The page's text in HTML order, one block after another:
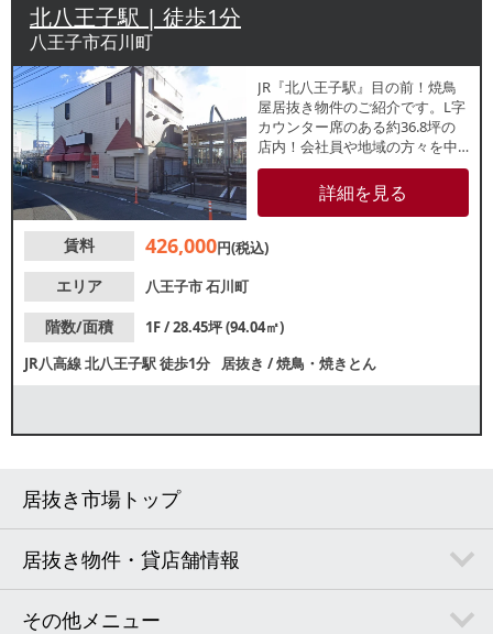
北八王子駅 | 徒歩1分
八王子市石川町
JR『北八王子駅』目の前！焼鳥
屋居抜き物件のご紹介です。L字
カウンター席のある約36.8坪の
店内！会社員や地域の方々を中
心に集客が期待できます。座敷
席のある2階、3階との一棟貸し
もご相談可能です。諸条件等、
詳細を見る
賃料 426,000円(税込)
エリア
八王子市石川町
階数/面積
1F / 28.45坪 (94.04㎡)
JR八高線北八王子駅徒歩1分 居抜き /焼鳥・焼きとん
居抜き市場トップ
居抜き物件・貸店舗情報
その他メニュー